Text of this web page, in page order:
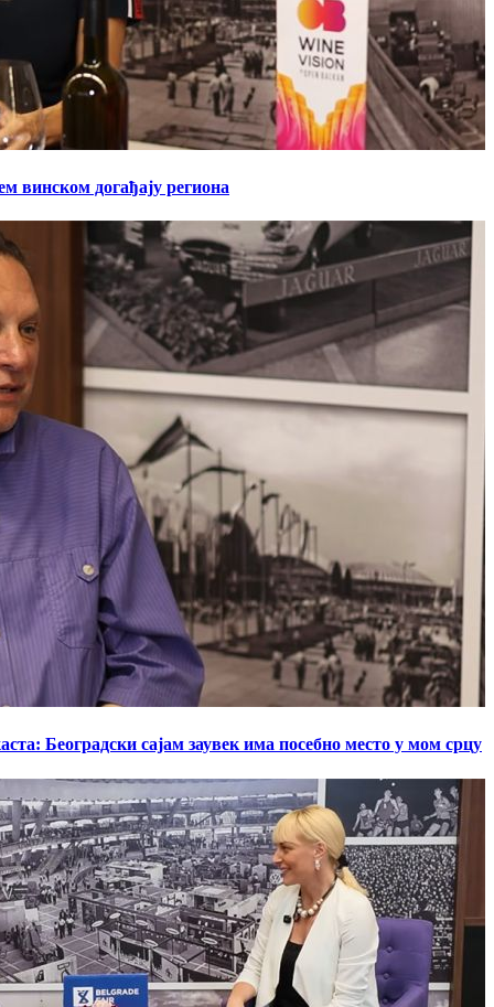
винском догађају региона
Београдски сајам заувек има посебно место у мом срцу